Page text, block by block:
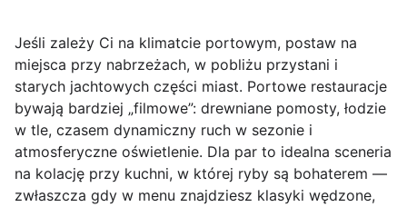
Jeśli zależy Ci na klimatcie portowym, postaw na
miejsca przy nabrzeżach, w pobliżu przystani i
starych jachtowych części miast. Portowe restauracje
bywają bardziej „filmowe”: drewniane pomosty, łodzie
w tle, czasem dynamiczny ruch w sezonie i
atmosferyczne oświetlenie. Dla par to idealna sceneria
na kolację przy kuchni, w której ryby są bohaterem —
zwłaszcza gdy w menu znajdziesz klasyki wędzone,